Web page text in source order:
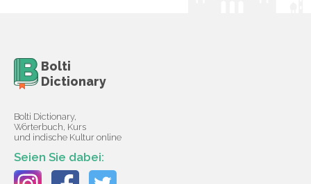
Bolti
Dictionary
Bolti Dictionary,
Wörterbuch, Kurs
und indische Kultur online
Seien Sie dabei: